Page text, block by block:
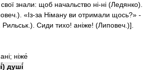
знали: щоб начальство ні-ні (Ледянко).
«Із-за Німану ви отримали щось?» -
Рильськ.). Сиди тихо! аніже! (Липовеч.)].
, ані; ніже́
душі́